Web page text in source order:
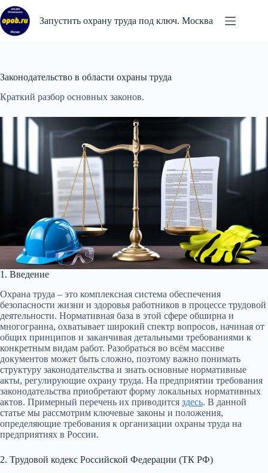
Перейти
к
сути
Запустить охрану труда под ключ. Москва
Законодательство в области охраны труда
Краткий разбор основных законов.
1. Введение
Охрана труда – это комплексная система обеспечения
безопасности жизни и здоровья работников в процессе трудовой
деятельности. Нормативная база в этой сфере обширна и
многогранна, охватывает широкий спектр вопросов, начиная от
общих принципов и заканчивая детальными требованиями к
конкретным видам работ. Разобраться во всём массиве
документов может быть сложно, поэтому важно понимать
структуру законодательства и знать основные нормативные
акты, регулирующие охрану труда. На предприятии требования
законодательства приобретают форму локальных нормативных
актов. Примерный перечень их приводится здесь. В данной
статье мы рассмотрим ключевые законы и положения,
определяющие требования к организации охраны труда на
предприятиях в России.
2. Трудовой кодекс Российской Федерации (ТК РФ)